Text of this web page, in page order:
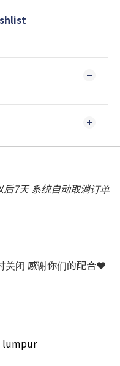
7天 系统自动取消订单
关闭 感谢你们的配合❤
lumpur